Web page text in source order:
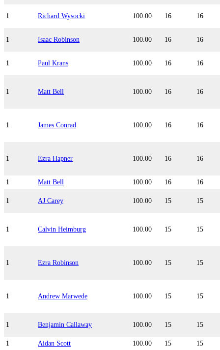
1 Richard Wysocki 100.00 16 16
1 Isaac Robinson 100.00 16 16
1 Paul Krans 100.00 16 16
1 Matt Bell 100.00 16 16
1 James Conrad 100.00 16 16
1 Ezra Hapner 100.00 16 16
1 Matt Bell 100.00 16 16
1 AJ Carey 100.00 15 15
1 Calvin Heimburg 100.00 15 15
1 Ezra Robinson 100.00 15 15
1 Andrew Marwede 100.00 15 15
1 Benjamin Callaway 100.00 15 15
1 Aidan Scott 100.00 15
15